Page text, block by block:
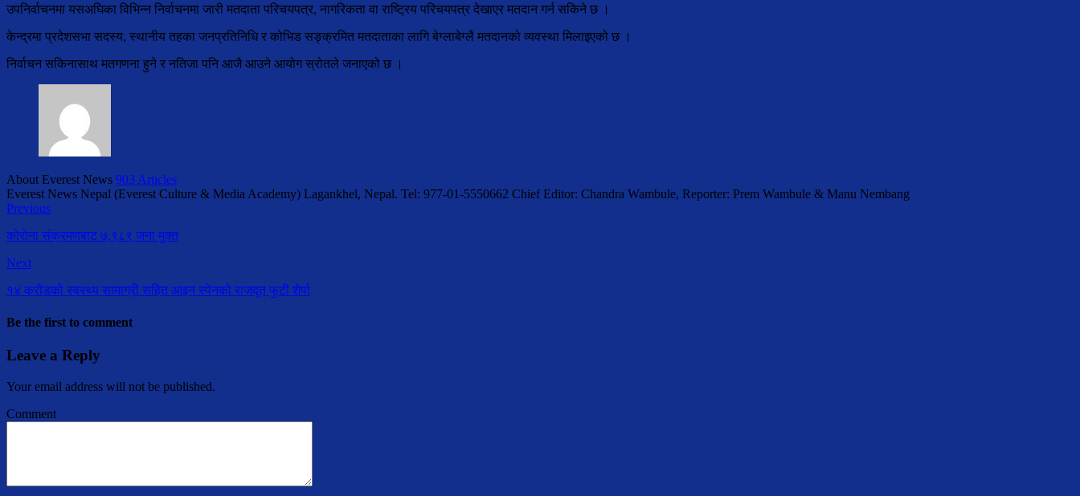
उपनिर्वाचनमा यसअघिका विभिन्न निर्वाचनमा जारी मतदाता परिचयपत्र, नागरिकता वा राष्ट्रिय परिचयपत्र देखाएर मतदान गर्न सकिने छ ।
केन्द्रमा प्रदेशसभा सदस्य, स्थानीय तहका जनप्रतिनिधि र कोभिड सङ्क्रमित मतदाताका लागि बेग्लाबेग्लै मतदानको व्यवस्था मिलाइएको छ ।
निर्वाचन सकिनासाथ मतगणना हुने र नतिजा पनि आजै आउने आयोग स्रोतले जनाएको छ ।
About Everest News 903 Articles
Everest News Nepal (Everest Culture & Media Academy) Lagankhel, Nepal. Tel: 977-01-5550662 Chief Editor: Chandra Wambule, Reporter: Prem Wambule & Manu Nembang
Previous
कोरोना संक्रमणबाट ७,९८९ जना मुक्त
Next
१४ करोडको स्वस्थ्य सामाग्री सहित आइन स्पेनको राजदूत फुटी शेर्पा
Be the first to comment
Leave a Reply
Your email address will not be published.
Comment